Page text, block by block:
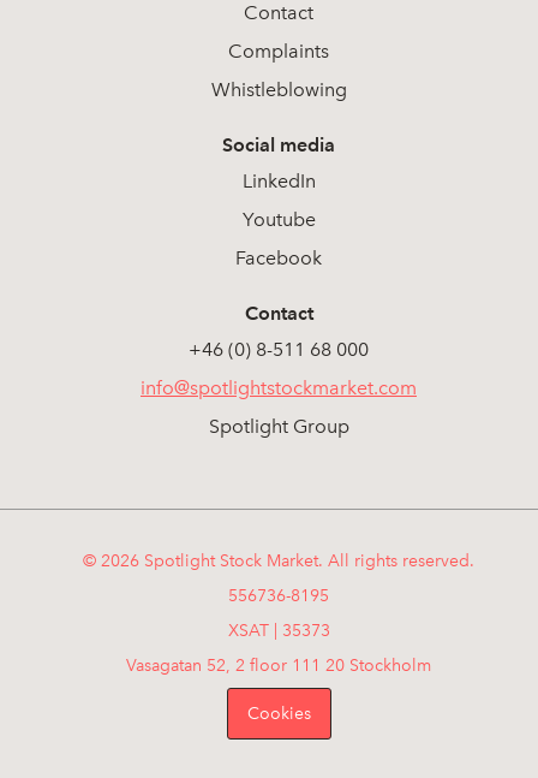
Contact
Complaints
Whistleblowing
Social media
LinkedIn
Youtube
Facebook
Contact
+46 (0) 8-511 68 000
info@spotlightstockmarket.com
Spotlight Group
© 2026 Spotlight Stock Market. All rights reserved.
556736-8195
XSAT | 35373
Vasagatan 52, 2 floor 111 20 Stockholm
Cookies